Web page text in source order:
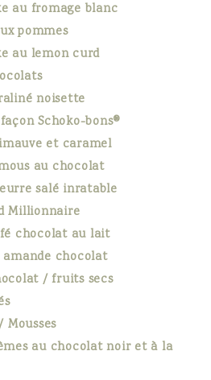
au fromage blanc
pommes
au lemon curd
noisette
Schoko-bons®
et caramel
au chocolat
salé inratable
Millionnaire
chocolat au lait
chocolat
/ fruits secs
Mousses
au chocolat noir et à la